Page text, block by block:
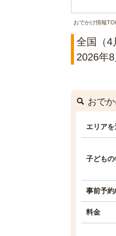
おでかけ情報
全国（4
2026年
おで
エリアを
子ども
事前予約
料金